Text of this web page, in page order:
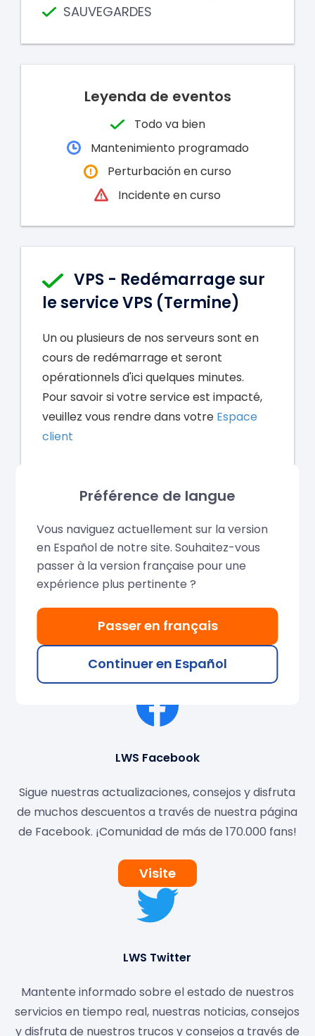
Redes sociales de LWS
LWS Facebook
Sigue nuestras actualizaciones, consejos y disfruta
de muchos descuentos a través de nuestra página
de Facebook. ¡Comunidad de más de 170.000 fans!
Visite
LWS Twitter
Mantente informado sobre el estado de nuestros
servicios en tiempo real, nuestras noticias, consejos
y disfruta de nuestros trucos y consejos a través de
Préférence de langue
Vous naviguez actuellement sur la version
en Español de notre site. Souhaitez-vous
passer à la version française pour une
expérience plus pertinente ?
Passer en français
Continuer en Español